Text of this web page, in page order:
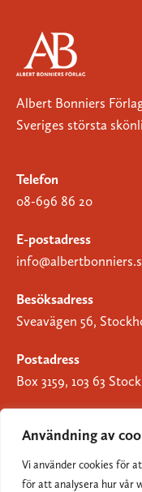
Användning av
Vi använder cookies för
för att analysera hur vår
Albert Bonniers
Sveriges största
Telefon
08-696 86 20
E-postadress
Besöksadress
Sveavägen 56,
Postadress
Box 3159, 103 63